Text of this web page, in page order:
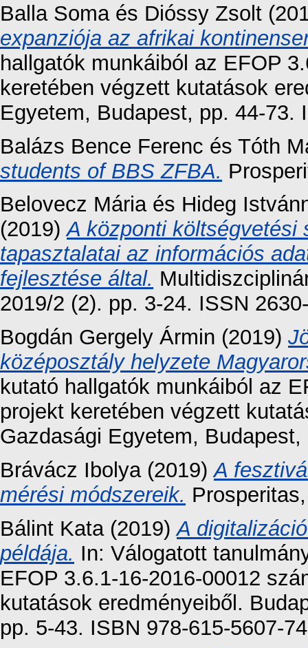
Balla Somaés Dióssy Zsolt
expanziója az afrikai
hallgatók munkáiból az EFOP
keretében végzett kutatások
Egyetem, Budapest, pp. 44-73.
Balázs Bence Ferenc és Tóth
students of BBS ZFBA.
Belovecz Máriaés Hideg
(2019)A központi költségvetési
tapasztalatai az információs
fejlesztése által.
2019/2 (2). pp. 3-24. ISSN
Bogdán Gergely Ármin (2019)
középosztály helyzete
kutató hallgatók munkáiból az
projekt keretében végzett
Gazdasági Egyetem,
Brávácz Ibolya(2019)A
mérési módszereik.
Bálint Kata(2019)A
példája. In: Válogatott
EFOP 3.6.1-16-2016-00012
kutatások eredményeiből.
pp. 5-43. ISBN 978-615-5607-